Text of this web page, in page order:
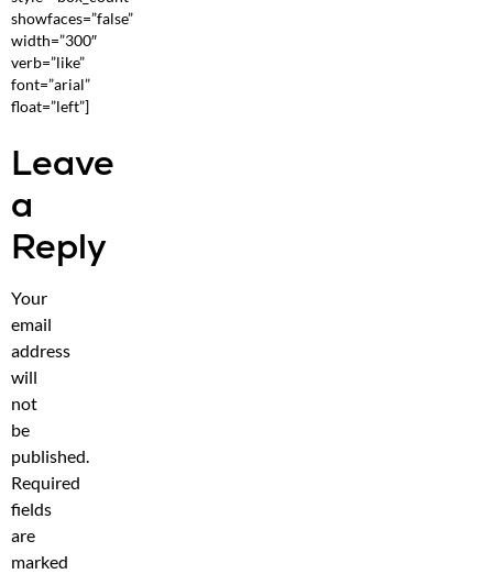
showfaces=”false”
width=”300″
verb=”like”
font=”arial”
float=”left”]
Leave
a
Reply
Your
email
address
will
not
be
published.
Required
fields
are
marked